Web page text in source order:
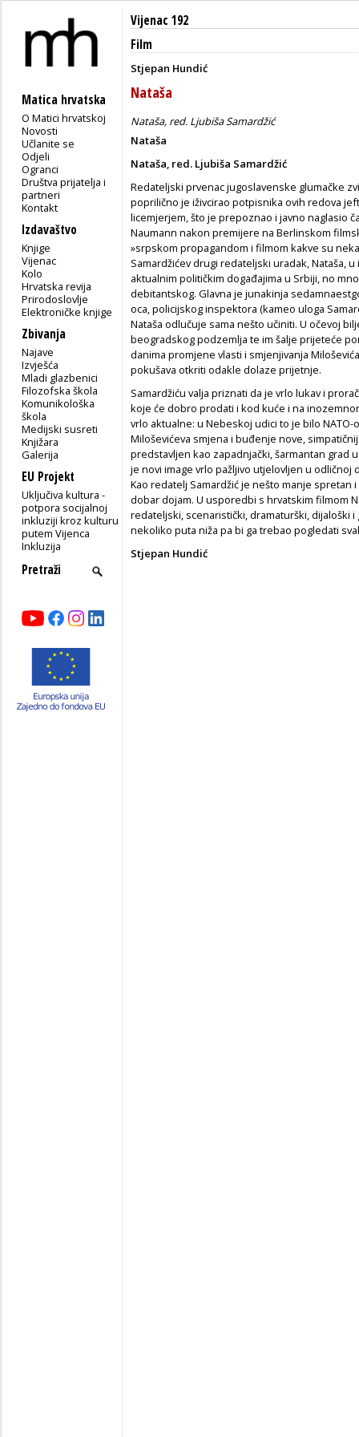
Matica hrvatska
O Matici hrvatskoj
Novosti
Učlanite se
Odjeli
Ogranci
Društva prijatelja i
partneri
Kontakt
Izdavaštvo
Knjige
Vijenac
Kolo
Hrvatska revija
Prirodoslovlje
Elektroničke knjige
Zbivanja
Najave
Izvješća
Mladi glazbenici
Filozofska škola
Komunikološka
škola
Medijski susreti
Knjižara
Galerija
EU Projekt
Uključiva kultura -
potpora socijalnoj
inkluziji kroz kulturu
putem Vijenca
Inkluzija
Vijenac 192
Film
Stjepan Hundić
Nataša
Nataša, red. Ljubiša Samardžić
Nataša
Nataša, red. Ljubiša Samardžić
Redateljski prvenac jugoslavenske glumačke
poprilično je iživcirao potpisnika ovih redova
licemjerjem, što je prepoznao i javno naglasio
Naumann nakon premijere na Berlinskom
»srpskom propagandom i filmom kakve su
Samardžićev drugi redateljski uradak, Nataša,
aktualnim političkim događajima u Srbiji, no
debitantskog. Glavna je junakinja
oca, policijskog inspektora (kameo uloga
Nataša odlučuje sama nešto učiniti. U očevoj
beogradskog podzemlja te im šalje prijeteće
danima promjene vlasti i smjenjivanja
pokušava otkriti odakle dolaze prijetnje.
Samardžiću valja priznati da je vrlo lukav i
koje će dobro prodati i kod kuće i na
vrlo aktualne: u Nebeskoj udici to je bilo
Miloševićeva smjena i buđenje nove,
predstavljen kao zapadnjački, šarmantan grad
je novi image vrlo pažljivo utjelovljen u odličnoj
Kao redatelj Samardžić je nešto manje spretan
dobar dojam. U usporedbi s hrvatskim filmom
redateljski, scenaristički, dramaturški, dijaloški
nekoliko puta niža pa bi ga trebao pogledati
Stjepan Hundić